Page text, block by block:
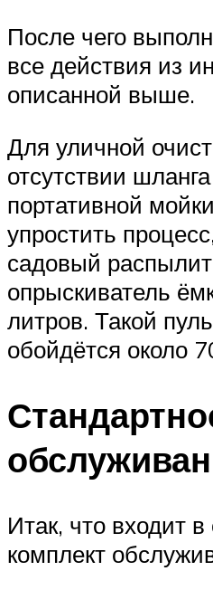
После чего
все действия из
описанной выше.
Для уличной
отсутствии
портативной
упростить
садовый
опрыскиватель
литров. Такой
обойдётся около
Итак, что входит
комплект